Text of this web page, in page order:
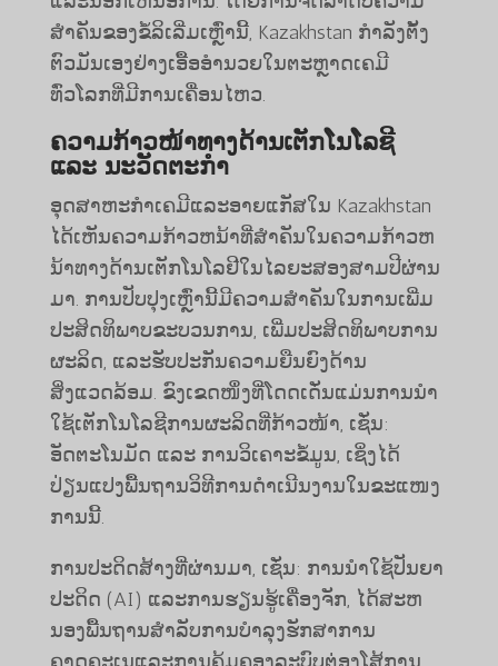
ສໍາຄັນຂອງຂໍ້ລິເລີ່ມເຫຼົ່ານີ້, Kazakhstan ກໍາລັງຕັ້ງ
ຕົວມັນເອງຢ່າງເອື້ອອໍານວຍໃນຕະຫຼາດເຄມີ
ທົ່ວໂລກທີ່ມີການເຄື່ອນໄຫວ.
ຄວາມກ້າວໜ້າທາງດ້ານເຕັກໂນໂລຊີ
ແລະ ນະວັດຕະກໍາ
ອຸດສາຫະກໍາເຄມີແລະອາຍແກັສໃນ Kazakhstan
ໄດ້ເຫັນຄວາມກ້າວຫນ້າທີ່ສໍາຄັນໃນຄວາມກ້າວຫ
ນ້າທາງດ້ານເຕັກໂນໂລຢີໃນໄລຍະສອງສາມປີຜ່ານ
ມາ. ການປັບປຸງເຫຼົ່ານີ້ມີຄວາມສໍາຄັນໃນການເພີ່ມ
ປະສິດທິພາບຂະບວນການ, ເພີ່ມປະສິດທິພາບການ
ຜະລິດ, ແລະຮັບປະກັນຄວາມຍືນຍົງດ້ານ
ສິ່ງແວດລ້ອມ. ຂົງເຂດໜຶ່ງທີ່ໂດດເດັ່ນແມ່ນການນຳ
ໃຊ້ເຕັກໂນໂລຊີການຜະລິດທີ່ກ້າວໜ້າ, ເຊັ່ນ:
ອັດຕະໂນມັດ ແລະ ການວິເຄາະຂໍ້ມູນ, ເຊິ່ງໄດ້
ປ່ຽນແປງພື້ນຖານວິທີການດຳເນີນງານໃນຂະແໜງ
ການນີ້.
ການປະດິດສ້າງທີ່ຜ່ານມາ, ເຊັ່ນ: ການນໍາໃຊ້ປັນຍາ
ປະດິດ (AI) ແລະການຮຽນຮູ້ເຄື່ອງຈັກ, ໄດ້ສະຫ
ນອງພື້ນຖານສໍາລັບການບໍາລຸງຮັກສາການ
ຄາດຄະເນແລະການຄຸ້ມຄອງລະບົບຕ່ອງໂສ້ການ